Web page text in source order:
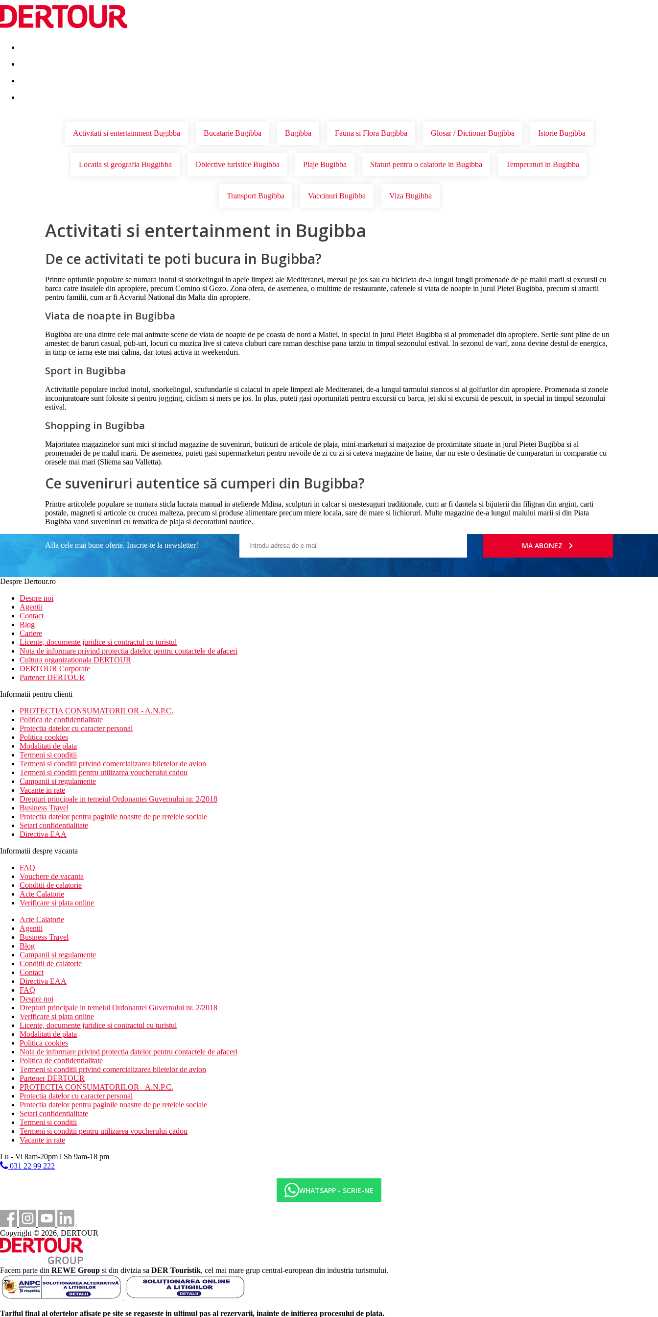
Destinatii Vacanta perfecta OFERTE DE NERATAT
Activitati si entertainment Bugibba Bucatarie Bugibba Bugibba Fauna si Flora Bugibba Glosar / Dictionar Bugibba Istorie Bugibba
Locatia si geografia Buggibba Obiective turistice Bugibba Plaje Bugibba Sfaturi pentru o calatorie in Bugibba Temperaturi in Bugibba
Transport Bugibba Vaccinuri Bugibba Viza Bugibba
Activitati si entertainment in Bugibba
De ce activitati te poti bucura in Bugibba?
Printre optiunile populare se numara inotul si snorkelingul in apele limpezi ale Mediteranei, mersul pe jos sau cu bicicleta de-a lungul lungii promenade de pe malul marii si excursii cu
barca catre insulele din apropiere, precum Comino si Gozo. Zona ofera, de asemenea, o multime de restaurante, cafenele si viata de noapte in jurul Pietei Bugibba, precum si atractii
pentru familii, cum ar fi Acvariul National din Malta din apropiere.
Viata de noapte in Bugibba
Bugibba are una dintre cele mai animate scene de viata de noapte de pe coasta de nord a Maltei, in special in jurul Pietei Bugibba si al promenadei din apropiere. Serile sunt pline de un
amestec de baruri casual, pub-uri, locuri cu muzica live si cateva cluburi care raman deschise pana tarziu in timpul sezonului estival. In sezonul de varf, zona devine destul de energica,
in timp ce iarna este mai calma, dar totusi activa in weekenduri.
Sport in Bugibba
Activitatile populare includ inotul, snorkelingul, scufundarile si caiacul in apele limpezi ale Mediteranei, de-a lungul tarmului stancos si al golfurilor din apropiere. Promenada si zonele
inconjuratoare sunt folosite si pentru jogging, ciclism si mers pe jos. In plus, puteti gasi oportunitati pentru excursii cu barca, jet ski si excursii de pescuit, in special in timpul sezonului
estival.
Shopping in Bugibba
Majoritatea magazinelor sunt mici si includ magazine de suveniruri, buticuri de articole de plaja, mini-marketuri si magazine de proximitate situate in jurul Pietei Bugibba si al
promenadei de pe malul marii. De asemenea, puteti gasi supermarketuri pentru nevoile de zi cu zi si cateva magazine de haine, dar nu este o destinatie de cumparaturi in comparatie cu
orasele mai mari (Sliema sau Valletta).
Ce suveniruri autentice să cumperi din Bugibba?
Printre articolele populare se numara sticla lucrata manual in atelierele Mdina, sculpturi in calcar si mestesuguri traditionale, cum ar fi dantela si bijuterii din filigran din argint, carti
postale, magneti si articole cu crucea malteza, precum si produse alimentare precum miere locala, sare de mare si lichioruri. Multe magazine de-a lungul malului marii si din Piata
Bugibba vand suveniruri cu tematica de plaja si decoratiuni nautice.
Afla cele mai bune oferte. Inscrie-te la newsletter! MA ABONEZ
Despre Dertour.ro
Despre noi
Agentii
Contact
Blog
Cariere
Licente, documente juridice si contractul cu turistul
Nota de informare privind protectia datelor pentru contactele de afaceri
Cultura organizationala DERTOUR
DERTOUR Corporate
Partener DERTOUR
Informatii pentru clienti
PROTECTIA CONSUMATORILOR - A.N.P.C.
Politica de confidentialitate
Protectia datelor cu caracter personal
Politica cookies
Modalitati de plata
Termeni si conditii
Termeni si conditii privind comercializarea biletelor de avion
Termeni si conditii pentru utilizarea voucherului cadou
Campanii si regulamente
Vacante in rate
Drepturi principale in temeiul Ordonantei Guvernului nr. 2/2018
Business Travel
Protectia datelor pentru paginile noastre de pe retelele sociale
Setari confidentialitate
Directiva EAA
Informatii despre vacanta
FAQ
Vouchere de vacanta
Conditii de calatorie
Acte Calatorie
Verificare si plata online
Acte Calatorie
Agentii
Business Travel
Blog
Campanii si regulamente
Conditii de calatorie
Contact
Directiva EAA
FAQ
Despre noi
Drepturi principale in temeiul Ordonantei Guvernului nr. 2/2018
Verificare si plata online
Licente, documente juridice si contractul cu turistul
Modalitati de plata
Politica cookies
Nota de informare privind protectia datelor pentru contactele de afaceri
Politica de confidentialitate
Termeni si conditii privind comercializarea biletelor de avion
Partener DERTOUR
PROTECTIA CONSUMATORILOR - A.N.P.C.
Protectia datelor cu caracter personal
Protectia datelor pentru paginile noastre de pe retelele sociale
Setari confidentialitate
Termeni si conditii
Termeni si conditii pentru utilizarea voucherului cadou
Vacante in rate
Lu - Vi 8am-20pm l Sb 9am-18 pm
031 22 99 222
WHATSAPP - SCRIE-NE
Copyright © 2026, DERTOUR
Facem parte din REWE Group si din divizia sa DER Touristik, cel mai mare grup central-european din industria turismului.
Tariful final al ofertelor afisate pe site se regaseste in ultimul pas al rezervarii, inainte de initierea procesului de plata.